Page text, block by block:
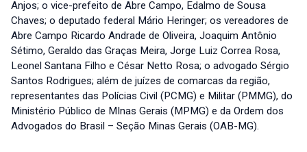
Anjos; o vice-prefeito de Abre Campo, Edalmo de Sousa
Chaves; o deputado federal Mário Heringer; os vereadores de
Abre Campo Ricardo Andrade de Oliveira, Joaquim Antônio
Sétimo, Geraldo das Graças Meira, Jorge Luiz Correa Rosa,
Leonel Santana Filho e César Netto Rosa; o advogado Sérgio
Santos Rodrigues; além de juízes de comarcas da região,
representantes das Polícias Civil (PCMG) e Militar (PMMG), do
Ministério Público de MInas Gerais (MPMG) e da Ordem dos
Advogados do Brasil – Seção Minas Gerais (OAB-MG).